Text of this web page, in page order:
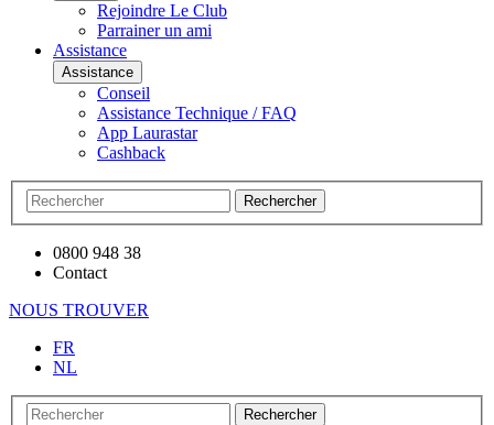
Rejoindre Le Club
Parrainer un ami
Assistance
Assistance
Conseil
Assistance Technique / FAQ
App Laurastar
Cashback
Rechercher
0800 948 38
Contact
NOUS TROUVER
FR
NL
Rechercher